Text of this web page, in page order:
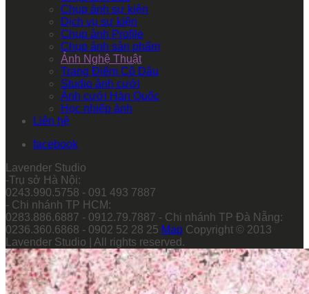
Chụp ảnh sự kiện
Dịch vụ sự kiện
Chụp ảnh Profile
Chụp ảnh sản phẩm
Ảnh Nghệ Thuật
Trang Điểm Cô Dâu
Studio ảnh cưới
Ảnh cưới Hàn Quốc
Học nhiếp ảnh
Liên hệ
facebook
Lavender Studio
-Trụ sở Hà Nội:
0243.990.5758 - 091 493 7887
- Chi nhánh TP HCM:
0283.886.6887 - 0912.79.7887 - Chi nhánh TP Đà Nẵng:
0236.360.6868 - 0902 52 28 25 Map Copyright © 2013
Lavender Studio | All rights reserved.